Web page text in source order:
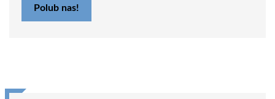
Polub nas!